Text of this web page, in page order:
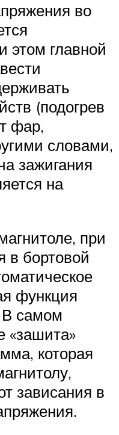
во
этом главной
(подогрев
фар,
словами,
зажигания
на
при
в бортовой
функция
В самом
«зашита»
которая
зависания в